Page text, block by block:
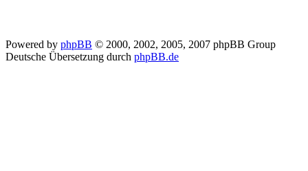
Powered by phpBB © 2000, 2002, 2005, 2007 phpBB Group
Deutsche Übersetzung durch phpBB.de